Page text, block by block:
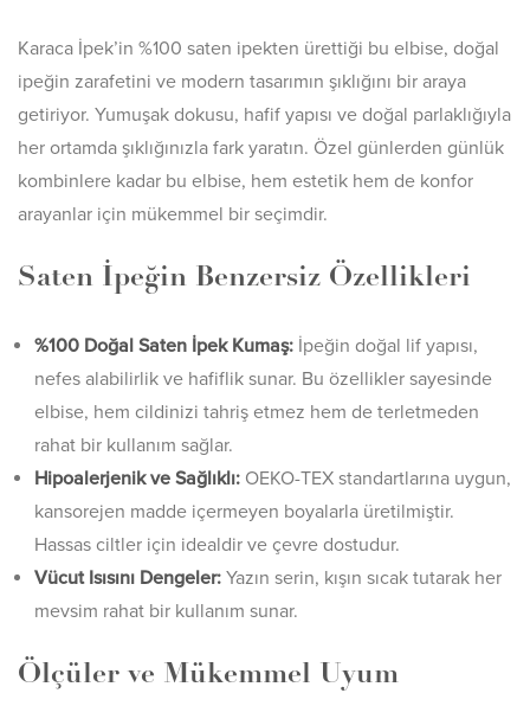
Karaca İpek’in %100 saten ipekten ürettiği bu elbise, doğal
ipeğin zarafetini ve modern tasarımın şıklığını bir araya
getiriyor. Yumuşak dokusu, hafif yapısı ve doğal parlaklığıyla
her ortamda şıklığınızla fark yaratın. Özel günlerden günlük
kombinlere kadar bu elbise, hem estetik hem de konfor
arayanlar için mükemmel bir seçimdir.
Saten İpeğin Benzersiz Özellikleri
%100 Doğal Saten İpek Kumaş: İpeğin doğal lif yapısı,
nefes alabilirlik ve hafiflik sunar. Bu özellikler sayesinde
elbise, hem cildinizi tahriş etmez hem de terletmeden
rahat bir kullanım sağlar.
Hipoalerjenik ve Sağlıklı: OEKO-TEX standartlarına uygun,
kansorejen madde içermeyen boyalarla üretilmiştir.
Hassas ciltler için idealdir ve çevre dostudur.
Vücut Isısını Dengeler: Yazın serin, kışın sıcak tutarak her
mevsim rahat bir kullanım sunar.
Ölçüler ve Mükemmel Uyum